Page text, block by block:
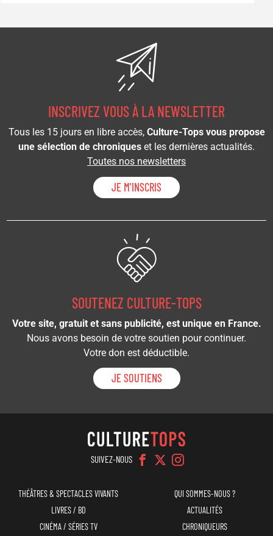
INSCRIVEZ VOUS À LA NEWSLETTER
Tous les 15 jours en libre accès, Culture-Tops vous propose
une sélection de chroniques et les dernières actualités.
Toutes nos newsletters
JE M'INSCRIS
SOUTENEZ CULTURE-TOPS
Votre site, gratuit et sans publicité, est unique en France.
Nous avons besoin de votre soutien pour continuer.
Votre don est déductible.
JE SOUTIENS
SUIVEZ-NOUS
Navigation
THÉÂTRES & SPECTACLES VIVANTS
LIVRES / BD
CINÉMA / SÉRIES TV
QUI SOMMES-NOUS ?
ACTUALITÉS
CHRONIQUEURS